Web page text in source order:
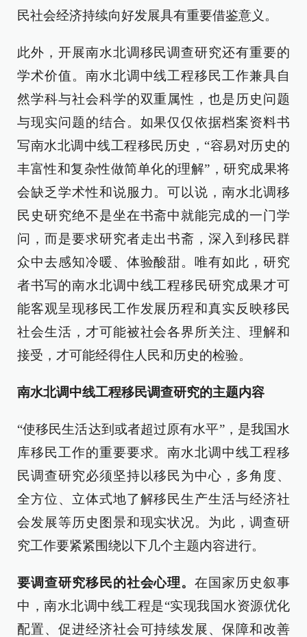
民社会经济持续向好发展具有重要借鉴意义。
此外，开展南水北调移民调查研究还有重要的
学术价值。南水北调中线工程移民工作兼具自
然学科与社会科学的双重属性，也是历史问题
与现实问题的结合。如果仅仅依据档案资料书
写南水北调中线工程移民历史，“容易对历史的
丰富性和复杂性做简单化的理解”，研究成果将
会缺乏学术性和说服力。可以说，南水北调移
民史研究绝不是坐在书斋中就能完成的一门学
问，而是要求研究者走出书斋，深入到移民群
众中去感知冷暖、体验酸甜。唯有如此，研究
者书写的南水北调中线工程移民研究成果才可
能客观呈现移民工作发展历程和真实反映移民
社会生活，才可能被社会各界所关注、理解和
接受，才可能经得住人民和历史的检验。
南水北调中线工程移民调查研究的主题内容
“使移民生活达到或者超过原有水平”，是我国水
库移民工作的重要要求。南水北调中线工程移
民调查研究必须坚持以移民为中心，多角度、
全方位、立体式地了解移民生产生活与经济社
会发展等历史图景和现实状况。为此，调查研
究工作要紧紧围绕以下几个主题内容进行。
要调查研究移民的社会心理。在国家历史叙事
中，南水北调中线工程是“实现我国水资源优化
配置、促进经济社会可持续发展、保障和改善